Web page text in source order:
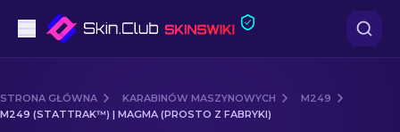
Średni poziom
STRONA GŁÓWNA KARABINÓW MASZYNOWYCH
M249
M249 (STATTRAK™) | MAGMA (PROSTO Z FABRYKI)